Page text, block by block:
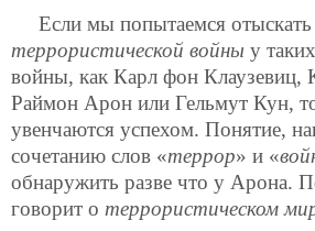
Если мы попытаемся отыскать
террористической войны у
войны, как Карл фон Клаузевиц,
Раймон Арон или Гельмут Кун,
увенчаются успехом. Понятие,
сочетанию слов «террор» и «
обнаружить разве что у Арона.
говорит о террористическом